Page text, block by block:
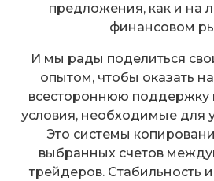
предложения, как и на
финансовом
И мы рады поделиться
опытом, чтобы оказать
всестороннюю поддержку
условия, необходимые для
Это системы
выбранных счетов
трейдеров. Стабильность